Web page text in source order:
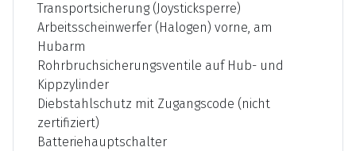
Transportsicherung (Joysticksperre)
Arbeitsscheinwerfer (Halogen) vorne, am
Hubarm
Rohrbruchsicherungsventile auf Hub- und
Kippzylinder
Diebstahlschutz mit Zugangscode (nicht
zertifiziert)
Batteriehauptschalter